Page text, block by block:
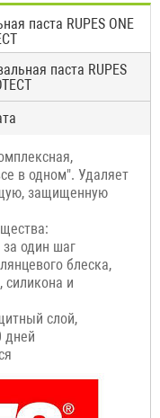
паста RUPES ONE
паста RUPES
в одном". Удаляет
защищенную
один шаг
блеска,
силикона и
слой,
дней